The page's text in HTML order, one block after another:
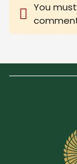
You